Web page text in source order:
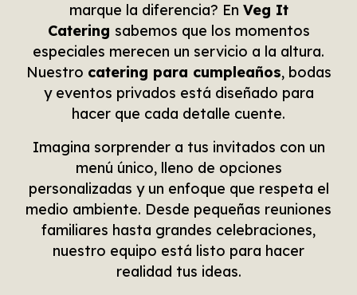
marque la diferencia? En Veg It
Catering sabemos que los momentos
especiales merecen un servicio a la altura.
Nuestro catering para cumpleaños, bodas
y eventos privados está diseñado para
hacer que cada detalle cuente.
Imagina sorprender a tus invitados con un
menú único, lleno de opciones
personalizadas y un enfoque que respeta el
medio ambiente. Desde pequeñas reuniones
familiares hasta grandes celebraciones,
nuestro equipo está listo para hacer
realidad tus ideas.